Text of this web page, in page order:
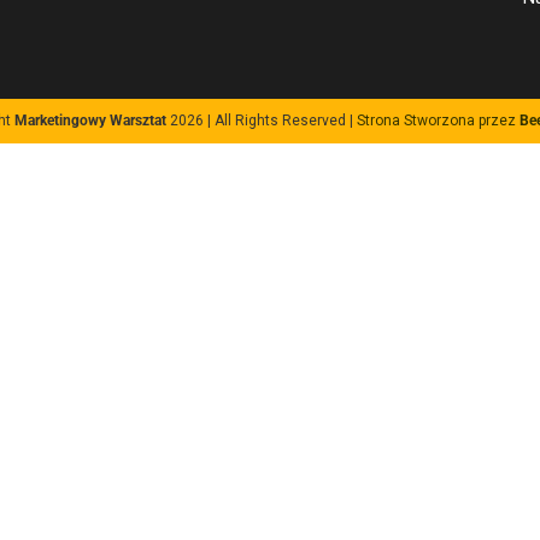
Marketingowy Warsztat 2026 | All Rights Reserved | Strona Stworzona przez